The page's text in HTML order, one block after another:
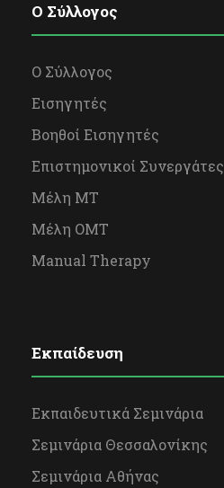
O Σύλλογος
Ο Σύλλογος
Εισηγητές
Βοηθοί Εισηγητές
Επιστημονικοί Συνεργάτες
Μέλη ΜΤ
Μέλη OΜΤ
Manual Therapy
Εκπαίδευση
Εκπαιδευτικά Σεμινάρια
Σεμινάρια Θεσσαλονίκης
Σεμινάρια Αθήνας